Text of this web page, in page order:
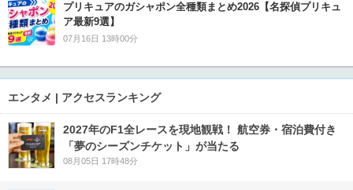
プリキュアのガシャポン全種類まとめ2026【名探偵プリキュ
ア最新9選】
07月16日 13時00分
エンタメ | アクセスランキング
2027年のF1全レースを現地観戦！ 航空券・宿泊費付き
「夢のシーズンチケット」が当たる
08月05日 17時48分